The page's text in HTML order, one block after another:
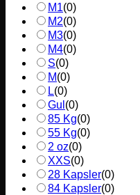
M1(0)
M2(0)
M3(0)
M4(0)
S(0)
M(0)
L(0)
Gul (0)
85 Kg(0)
55 Kg(0)
2 oz(0)
XXS(0)
28 Kapsler(0)
84 Kapsler(0)